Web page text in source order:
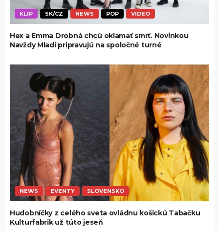
KLIP SK/CZ NEWS POP VIDEO
Hex a Emma Drobná chcú oklamať smrť. Novinkou
Navždy Mladí pripravujú na spoločné turné
NEWS EVENTY SLOVENSKO
Hudobníčky z celého sveta ovládnu košickú Tabačku
Kulturfabrik už túto jeseň